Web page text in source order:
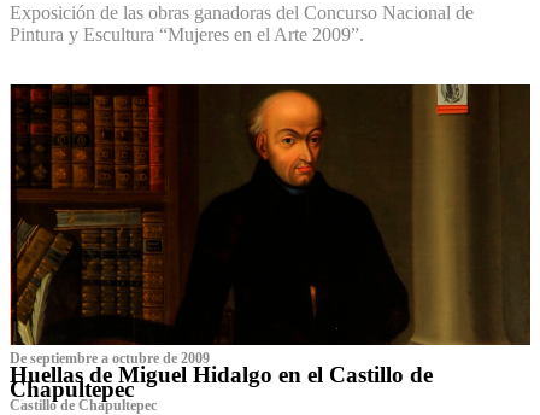
Exposición de las obras ganadoras del Concurso Nacional de
Pintura y Escultura “Mujeres en el Arte 2009”.
De septiembre a octubre de 2009
Huellas de Miguel Hidalgo en el Castillo de
Chapultepec
Castillo de Chapultepec